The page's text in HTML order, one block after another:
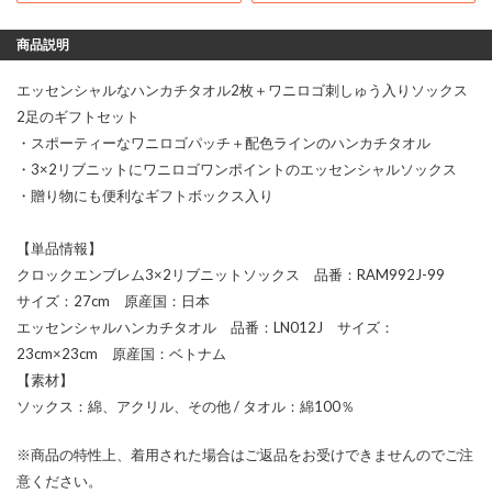
商品説明
エッセンシャルなハンカチタオル2枚＋ワニロゴ刺しゅう入りソックス
2足のギフトセット
・スポーティーなワニロゴパッチ＋配色ラインのハンカチタオル
・3×2リブニットにワニロゴワンポイントのエッセンシャルソックス
・贈り物にも便利なギフトボックス入り
【単品情報】
クロックエンブレム3×2リブニットソックス 品番：RAM992J-99
サイズ：27cm 原産国：日本
エッセンシャルハンカチタオル 品番：LN012J サイズ：
23cm×23cm 原産国：ベトナム
【素材】
ソックス：綿、アクリル、その他 / タオル：綿100％
※商品の特性上、着用された場合はご返品をお受けできませんのでご注
意ください。